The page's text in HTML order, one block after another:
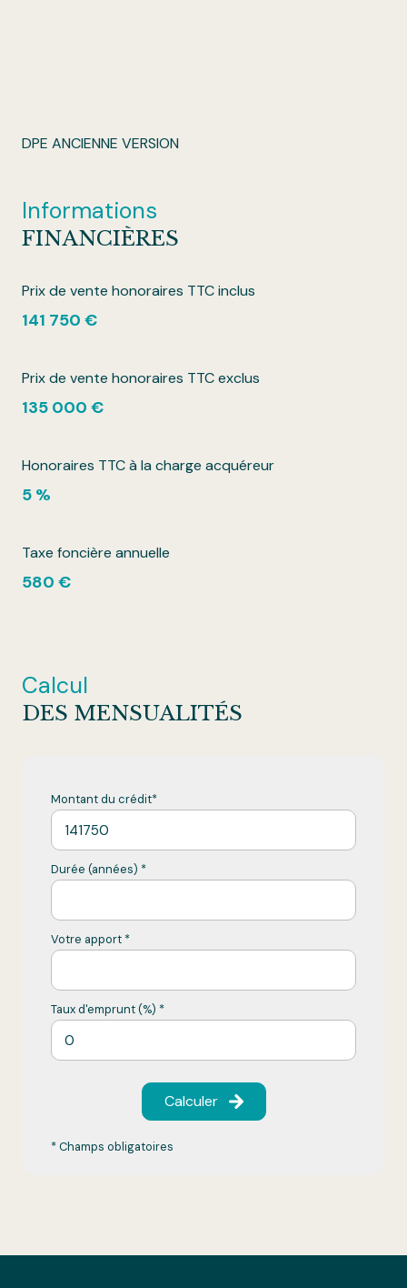
DPE ANCIENNE VERSION
Informations
FINANCIÈRES
Prix de vente honoraires TTC inclus
141 750 €
Prix de vente honoraires TTC exclus
135 000 €
Honoraires TTC à la charge acquéreur
5 %
Taxe foncière annuelle
580 €
Calcul
DES MENSUALITÉS
Montant du crédit*
Durée (années) *
Votre apport *
Taux d'emprunt (%) *
Calculer
* Champs obligatoires